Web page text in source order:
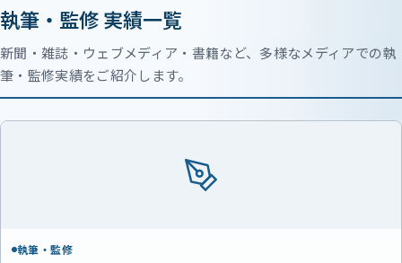
執筆・監修 実績一覧
新聞・雑誌・ウェブメディア・書籍など、多様なメディアでの執
筆・監修実績をご紹介します。
執筆・監修